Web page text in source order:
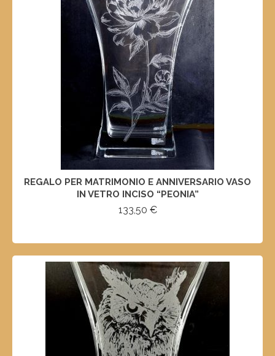
REGALO PER MATRIMONIO E ANNIVERSARIO VASO
IN VETRO INCISO “PEONIA”
133,50 €